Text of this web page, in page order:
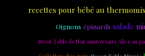
recettes pour bébé au
Oignons épinards salade
Sweet Table de Non anniversaire Alice au